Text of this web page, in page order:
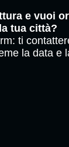
e vuoi
tua città?
ti
la data e